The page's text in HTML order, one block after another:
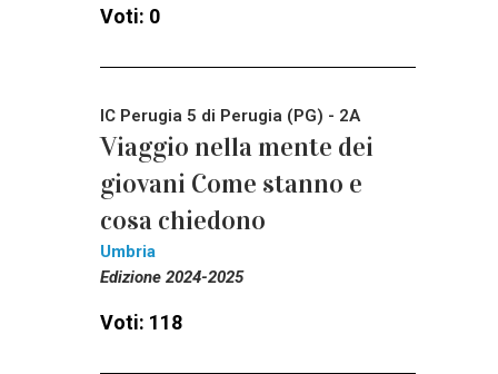
Voti: 0
IC Perugia 5 di Perugia (PG) - 2A
Viaggio nella mente dei
giovani Come stanno e
cosa chiedono
Umbria
Edizione 2024-2025
Voti: 118